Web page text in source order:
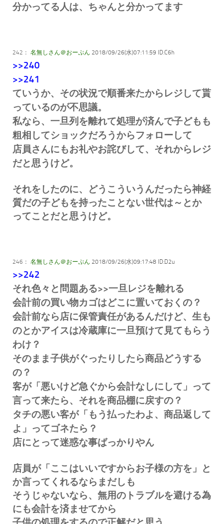
分かってる人は、ちゃんと分かってます
242： 名無しさん＠おーぷん 2018/09/26(水)07:11:59 ID:C6h
>>240
>>241
ていうか、その状況で順番来たからレジして貰
っているのが不思議。
私なら、一旦列を離れて処理が済んで子どもも
粗相してショックだろうからフォローして
店員さんにもお礼やお詫びして、それからレジ
だと思うけど。
それをしたのに、どうこういうんだったら神経
質だの子どもを持ったことない世代は～とか
ってことだと思うけど。
246： 名無しさん＠おーぷん 2018/09/26(水)09:17:48 ID:D2u
>>242
それ色々と問題ある>>一旦レジを離れる
会計前の買い物カゴはどこに置いておくの？
会計前なら店に保管責任があるんだけど、生も
のとかアイスは冷蔵庫に一旦預けて見てもらう
わけ？
そのまま子供がぐったりしたら商品どうする
の？
客が「悪いけど急ぐから会計なしにして」って
言って来たら、それを商品棚に戻すの？
タチの悪い客が「もう払ったわよ、商品返して
よ」ってゴネたら？
店にとって迷惑な事ばっかりやん
店員が「ここはいいですからお子様の方を」と
か言ってくれるならまだしも
そうじゃないなら、無用のトラブルを避ける為
にも会計を済ませてから